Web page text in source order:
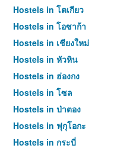
Hostels in โตเกียว
Hostels in โอซาก้า
Hostels in เชียงใหม่
Hostels in หัวหิน
Hostels in ฮ่องกง
Hostels in โซล
Hostels in ป่าตอง
Hostels in ฟุกุโอกะ
Hostels in กระบี่